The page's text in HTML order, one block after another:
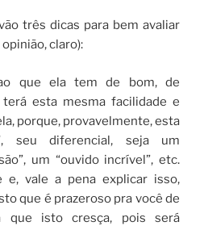
três dicas para bem avaliar
claro):
que ela tem de bom, de
esta mesma facilidade e
porque, provavelmente, esta
seu diferencial, seja um
um “ouvido incrível”, etc.
e, vale a pena explicar isso,
que é prazeroso pra você de
que isto cresça, pois será